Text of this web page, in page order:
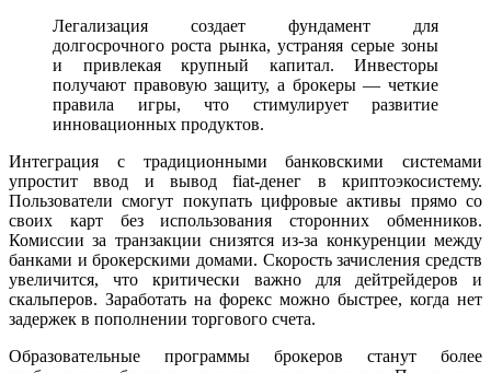
Легализация создает фундамент для
долгосрочного роста рынка, устраняя серые зоны
и привлекая крупный капитал. Инвесторы
получают правовую защиту, а брокеры — четкие
правила игры, что стимулирует развитие
инновационных продуктов.
Интеграция с традиционными банковскими системами
упростит ввод и вывод fiat-денег в криптоэкосистему.
Пользователи смогут покупать цифровые активы прямо со
своих карт без использования сторонних обменников.
Комиссии за транзакции снизятся из-за конкуренции между
банками и брокерскими домами. Скорость зачисления средств
увеличится, что критически важно для дейтрейдеров и
скальперов. Заработать на форекс можно быстрее, когда нет
задержек в пополнении торгового счета.
Образовательные программы брокеров станут более